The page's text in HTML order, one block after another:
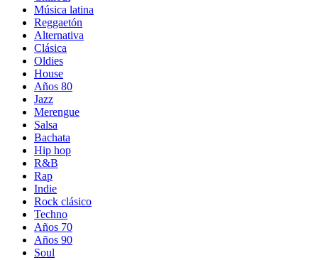
Música latina
Reggaetón
Alternativa
Clásica
Oldies
House
Años 80
Jazz
Merengue
Salsa
Bachata
Hip hop
R&B
Rap
Indie
Rock clásico
Techno
Años 70
Años 90
Soul